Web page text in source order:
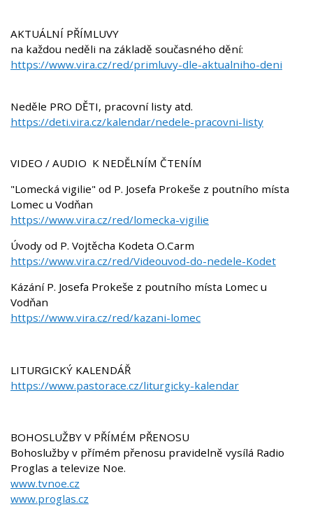
AKTUÁLNÍ PŘÍMLUVY
na každou neděli na základě současného dění:
https://www.vira.cz/red/primluvy-dle-aktualniho-deni
Neděle PRO DĚTI, pracovní listy atd.
https://deti.vira.cz/kalendar/nedele-pracovni-listy
VIDEO / AUDIO K NEDĚLNÍM ČTENÍM
"Lomecká vigilie" od P. Josefa Prokeše z poutního místa
Lomec u Vodňan
https://www.vira.cz/red/lomecka-vigilie
Úvody od P. Vojtěcha Kodeta O.Carm
https://www.vira.cz/red/Videouvod-do-nedele-Kodet
Kázání P. Josefa Prokeše z poutního místa Lomec u
Vodňan
https://www.vira.cz/red/kazani-lomec
LITURGICKÝ KALENDÁŘ
https://www.pastorace.cz/liturgicky-kalendar
BOHOSLUŽBY V PŘÍMÉM PŘENOSU
Bohoslužby v přímém přenosu pravidelně vysílá Radio
Proglas a televize Noe.
www.tvnoe.cz
www.proglas.cz